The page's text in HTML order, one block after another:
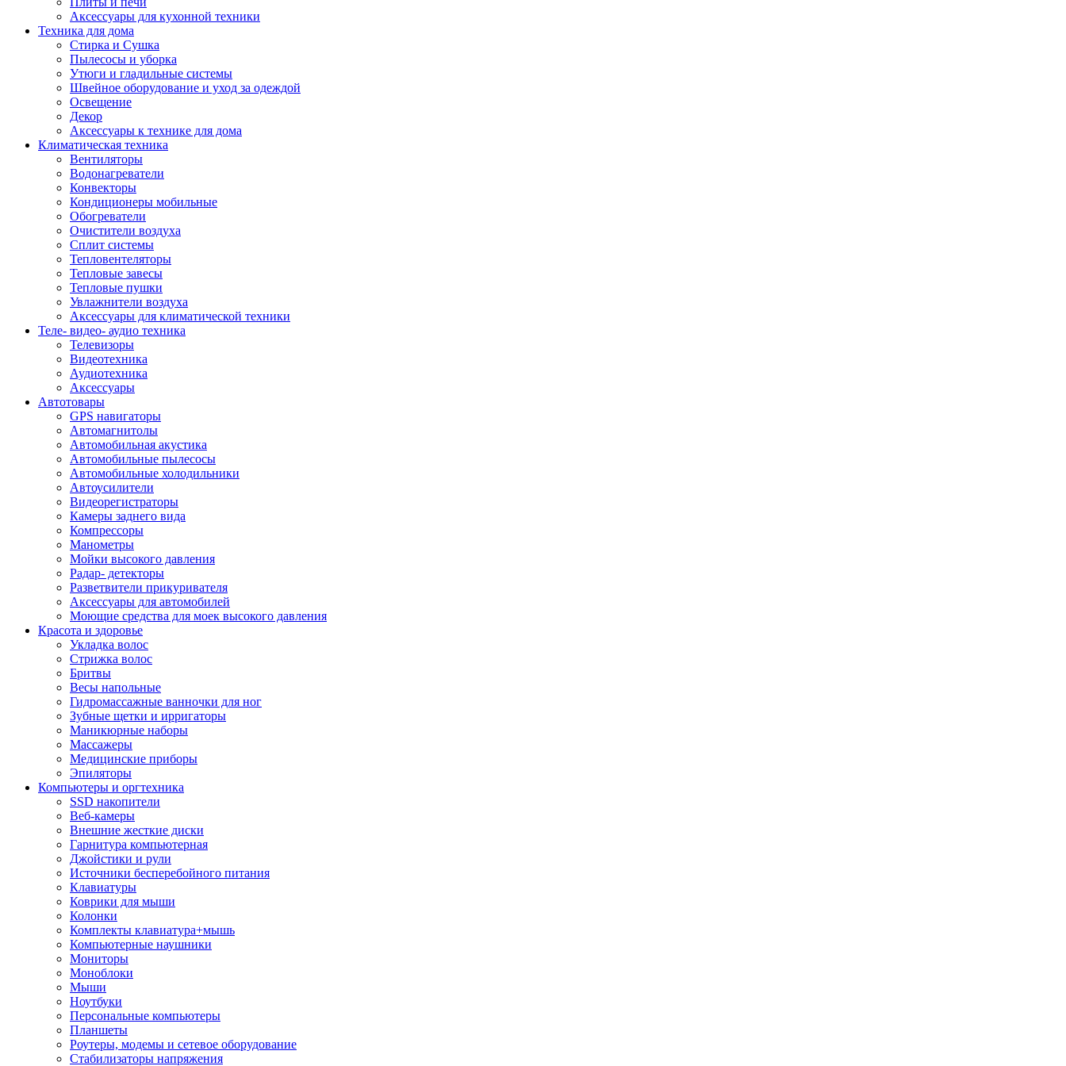
Аксессуары для кухонной техники
Техника для дома
Стирка и Сушка
Пылесосы и уборка
Утюги и гладильные системы
Швейное оборудование и уход за одеждой
Освещение
Декор
Аксессуары к технике для дома
Климатическая техника
Вентиляторы
Водонагреватели
Конвекторы
Кондиционеры мобильные
Обогреватели
Очистители воздуха
Сплит системы
Тепловентеляторы
Тепловые завесы
Тепловые пушки
Увлажнители воздуха
Аксессуары для климатической техники
Теле- видео- аудио техника
Телевизоры
Видеотехника
Аудиотехника
Аксессуары
Автотовары
GPS навигаторы
Автомагнитолы
Автомобильная акустика
Автомобильные пылесосы
Автомобильные холодильники
Автоусилители
Видеорегистраторы
Камеры заднего вида
Компрессоры
Манометры
Мойки высокого давления
Радар- детекторы
Разветвители прикуривателя
Аксессуары для автомобилей
Моющие средства для моек высокого давления
Красота и здоровье
Укладка волос
Стрижка волос
Бритвы
Весы напольные
Гидромассажные ванночки для ног
Зубные щетки и ирригаторы
Маникюрные наборы
Массажеры
Медицинские приборы
Эпиляторы
Компьютеры и оргтехника
SSD накопители
Веб-камеры
Внешние жесткие диски
Гарнитура компьютерная
Джойстики и рули
Источники бесперебойного питания
Клавиатуры
Коврики для мыши
Колонки
Комплекты клавиатура+мышь
Компьютерные наушники
Мониторы
Моноблоки
Мыши
Ноутбуки
Персональные компьютеры
Планшеты
Роутеры, модемы и сетевое оборудование
Стабилизаторы напряжения